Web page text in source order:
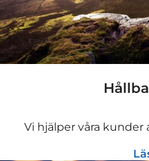
Vi hjälper våra